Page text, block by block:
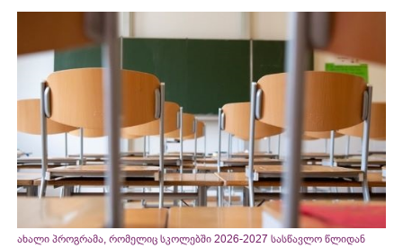
ახალი პროგრამა, რომელიც სკოლებში 2026-2027 სასწავლო წლიდან